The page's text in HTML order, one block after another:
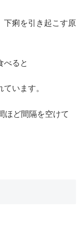
下痢を引き起こす原
べると
います。
ほど間隔を空けて